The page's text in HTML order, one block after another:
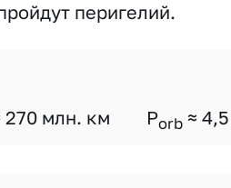
перигелий.
270 млн. км Porb ≈ 4,5